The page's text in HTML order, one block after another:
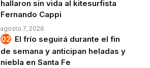
hallaron sin vida al kitesurfista
Fernando Cappi
agosto 7, 2026
El frío seguirá durante el fin
de semana y anticipan heladas y
niebla en Santa Fe